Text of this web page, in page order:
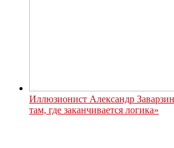
Иллюзионист Александр
там, где заканчивается логика»